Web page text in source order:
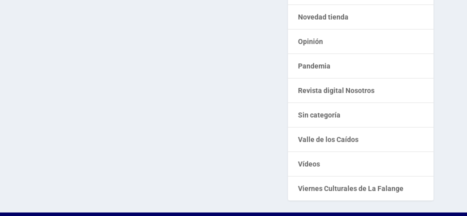
Novedad tienda
Opinión
Pandemia
Revista digital Nosotros
Sin categoría
Valle de los Caídos
Vídeos
Viernes Culturales de La Falange